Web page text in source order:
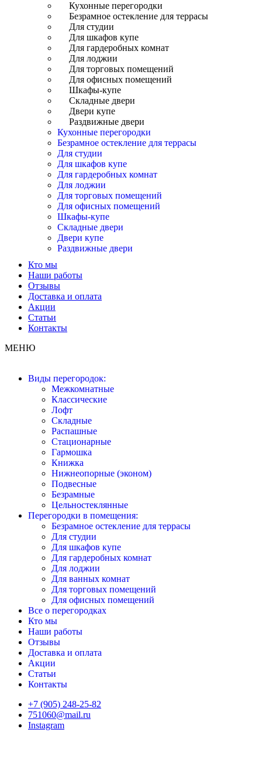
Кухонные перегородки
Безрамное остекление для террасы
Для студии
Для шкафов купе
Для гардеробных комнат
Для лоджии
Для торговых помещений
Для офисных помещений
Шкафы-купе
Складные двери
Двери купе
Раздвижные двери
Кухонные перегородки
Безрамное остекление для террасы
Для студии
Для шкафов купе
Для гардеробных комнат
Для лоджии
Для торговых помещений
Для офисных помещений
Шкафы-купе
Складные двери
Двери купе
Раздвижные двери
Кто мы
Наши работы
Отзывы
Доставка и оплата
Акции
Статьи
Контакты
МЕНЮ
Виды перегородок:
Межкомнатные
Классические
Лофт
Складные
Распашные
Стационарные
Гармошка
Книжка
Нижнеопорные (эконом)
Подвесные
Безрамные
Цельностеклянные
Перегородки в помещения:
Безрамное остекление для террасы
Для студии
Для шкафов купе
Для гардеробных комнат
Для лоджии
Для ванных комнат
Для торговых помещений
Для офисных помещений
Все о перегородках
Кто мы
Наши работы
Отзывы
Доставка и оплата
Акции
Статьи
Контакты
+7 (905) 248-25-82
751060@mail.ru
Instagram